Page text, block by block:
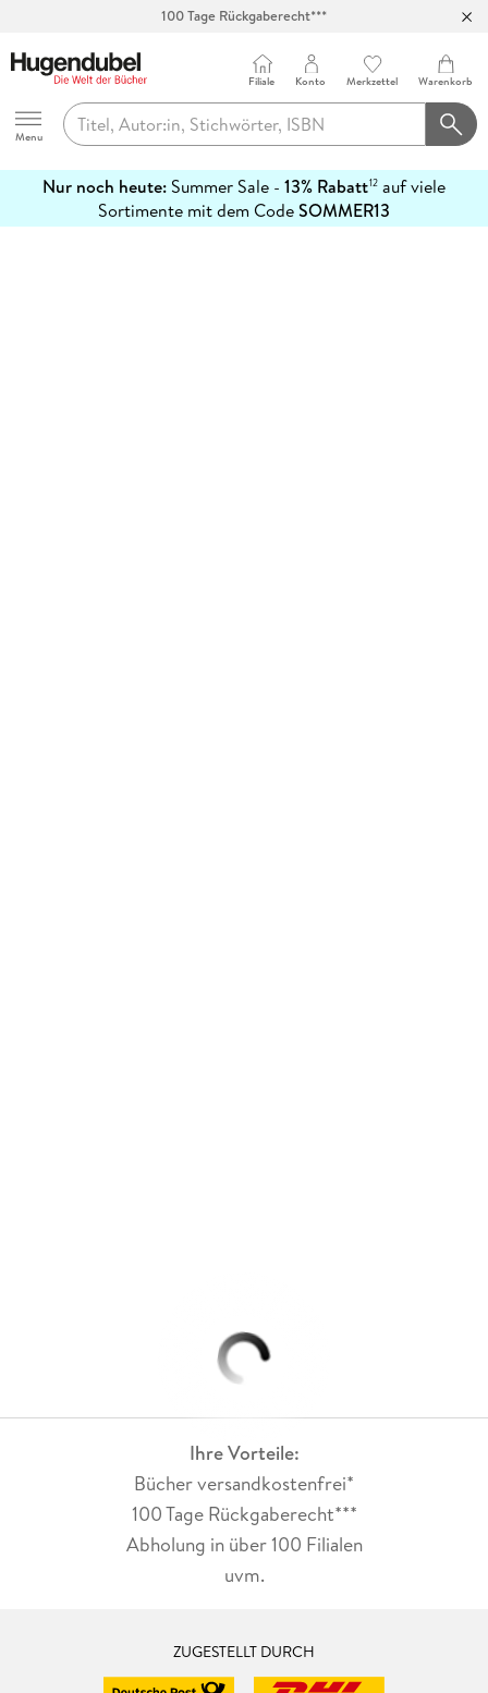
100 Tage Rückgaberecht***
Hugendubel
Menu
Filiale Konto Merkzettel Warenkorb
Nur noch heute: Summer Sale - 13% Rabatt12 auf viele
Sortimente mit dem CodeSOMMER13
erfahren
Ihre Vorteile:
Bücher versandkostenfrei*
100 Tage Rückgaberecht***
Abholung in über 100 Filialen
uvm.
ZUGESTELLT DURCH